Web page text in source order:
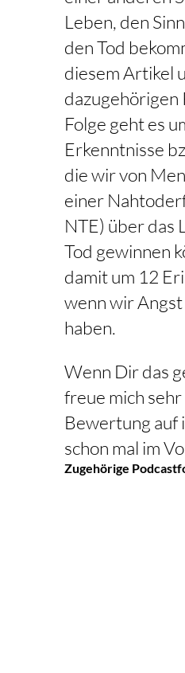
Leben, den
den Tod
diesem Artikel
dazugehörigen
Folge geht es
Erkenntnisse
die wir von
einer
NTE) über das
Tod gewinnen
damit um 12
wenn wir
haben.
Wenn Dir das
freue mich
Bewertung auf
schon mal im
Zugehörige